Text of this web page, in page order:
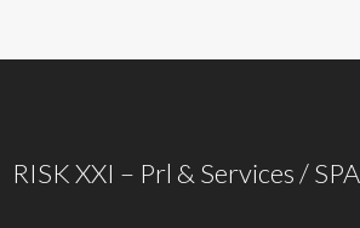
RISK XXI – Prl & Services /